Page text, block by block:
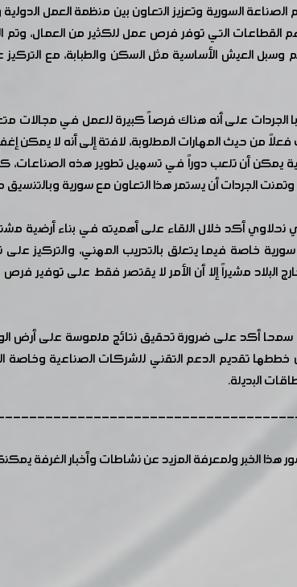
الصناعة السورية وتعزيز التعاون بين منظمة العمل
التي توفر فرص عمل للكثير من العمال، وتم
العيش الأساسية مثل السكن والطبابة، مع
الجردات على أنه هناك فرصاً كبيرة للعمل في مجالات
من حيث المهارات المطلوبة، لافتة إلى أنه لا
يمكن أن تلعب دوراً في تسهيل تطوير هذه
الجردات أن يستمر هذا التعاون مع سورية
نحلاوي أكد خلال اللقاء على أهميته في بناء أرضية
خاصة فيما يتعلق بالتدريب المهني، والتركيز
البلاد مشيراً إلا أن الأمر لا يقتصر فقط على
سمحا أكد على ضرورة تحقيق نتائج ملموسة على أرض
تقديم الدعم التقني للشركات الصناعية وخاصة
البديلة.
هذا الخبر ولمعرفة المزيد عن نشاطات وأخبار الغرفة